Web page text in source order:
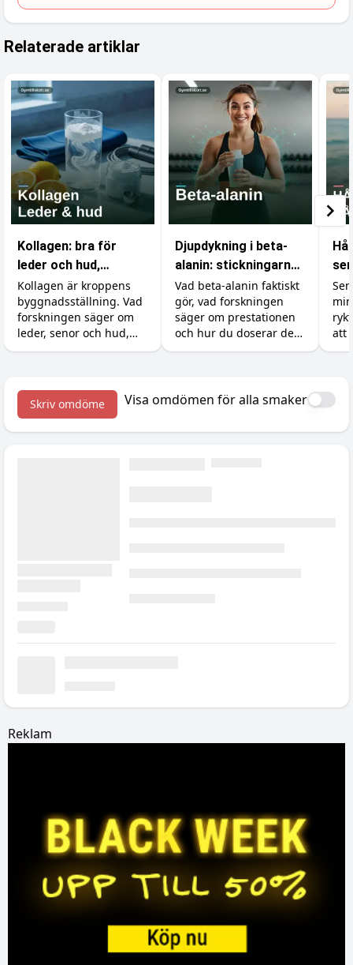
Relaterade artiklar
Kollagen: bra för
leder och hud,
verkningslöst för
musklerna
Kollagen är kroppens
byggnadsställning. Vad
forskningen säger om
leder, senor och hud,
varför det inte gör något
skada), och dostricket
med C-vitamin som gör
Djupdykning i beta-
alanin: stickningarna,
karnosinet och
effekten
Vad beta-alanin faktiskt
gör, vad forskningen
säger om prestationen
och hur du doserar det
rätt (inklusive varför du
på
att
du
Skriv omdöme Visa omdömen för alla smaker
Reklam